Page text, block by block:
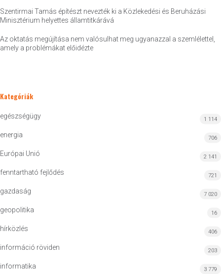
Szentirmai Tamás építészt nevezték ki a Közlekedési és Beruházási
Minisztérium helyettes államtitkárává
Az oktatás megújítása nem valósulhat meg ugyanazzal a szemlélettel,
amely a problémákat előidézte
Kategóriák
egészségügy 1 114
energia 706
Európai Unió 2 141
fenntartható fejlődés 721
gazdaság 7 020
geopolitika 16
hírközlés 406
információ röviden 203
informatika 3 779